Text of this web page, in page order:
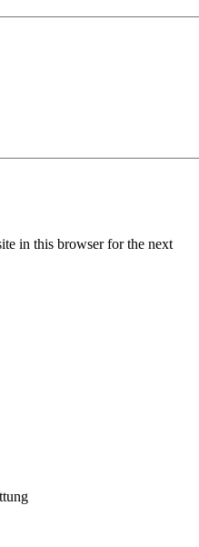
in this browser for the next